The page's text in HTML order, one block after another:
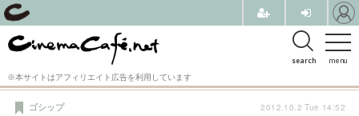
menu
search
※本サイトはアフィリエイト広告を利用しています
ゴシップ 2012.10.2 Tue 14:52